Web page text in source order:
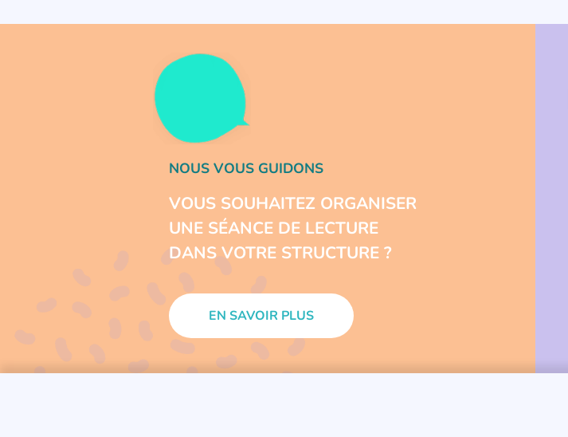
NOUS VOUS GUIDONS
VOUS SOUHAITEZ ORGANISER
UNE SÉANCE DE LECTURE
DANS VOTRE STRUCTURE ?
EN SAVOIR PLUS